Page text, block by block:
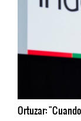
Ortuzar: